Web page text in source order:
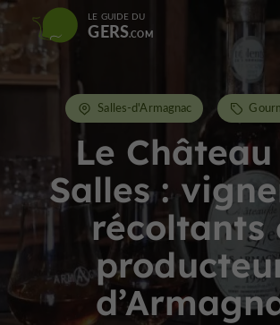
LE GUIDE DU
GERS
Le
Salles :
récoltants
Salles-d'Armagnac